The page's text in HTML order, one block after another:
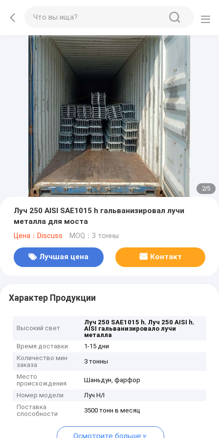
2/5
Луч 250 AISI SAE1015 h гальванизировал лучи
металла для моста
Цена：Discuss MOQ：3 тонны
Лучшая цена Контакт
Характер Продукции
Высокий свет
Луч 250 SAE1015 h, Луч 250 AISI h,
AISI гальванизировало лучи
металла
Время доставки
1-15 дни
Количество мин
заказа
3 тонны
Место
происхождения
Шаньдун, фарфор
Номер модели
Луч H/I
Поставка
способности
3500 тонн в месяц
Осмотрите больше